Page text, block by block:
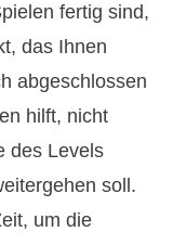
fertig sind,
das Ihnen
abgeschlossen
hilft, nicht
des Levels
soll.
um die